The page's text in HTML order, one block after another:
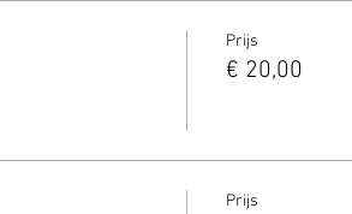
Prijs
€ 20,00
Prijs